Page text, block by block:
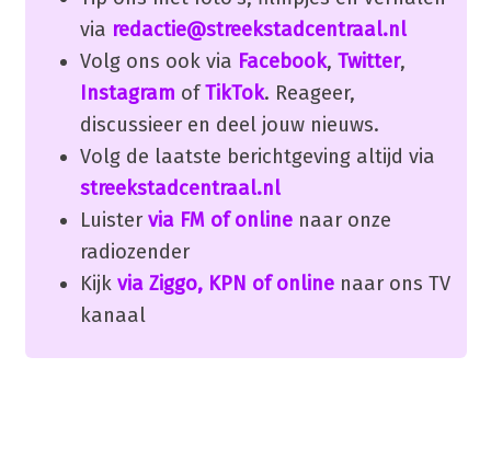
via redactie@streekstadcentraal.nl
Volg ons ook via Facebook, Twitter,
Instagram ofTikTok. Reageer,
discussieer en deel jouw nieuws.
Volg de laatste berichtgeving altijd via
streekstadcentraal.nl
Luister via FM of onlinenaar onze
radiozender
Kijk via Ziggo, KPN of onlinenaar ons TV
kanaal